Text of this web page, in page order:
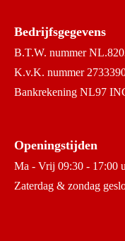
Bedrijfsgegevens
B.T.W. nummer
K.v.K. nummer
Bankrekening NL97
Openingstijden
Ma - Vrij 09:30 - 17:00
Zaterdag & zondag